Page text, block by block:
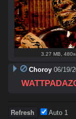
3.27 MB ,
Choroy 06/19/
Auto 1